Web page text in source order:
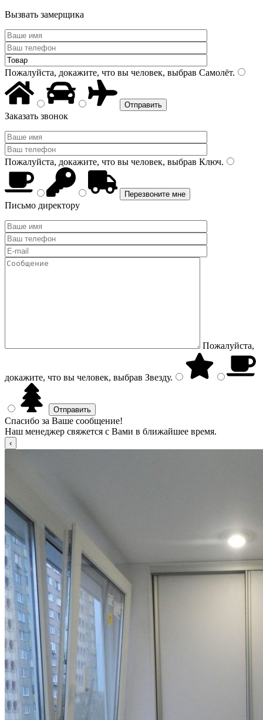
Вызвать замерщика
Пожалуйста, докажите, что вы человек, выбрав Самолёт.
Заказать звонок
Пожалуйста, докажите, что вы человек, выбрав Ключ.
Письмо директору
Пожалуйста,
докажите, что вы человек, выбрав Звезду.
Спасибо за Ваше сообщение!
Наш менеджер свяжется с Вами в ближайшее время.